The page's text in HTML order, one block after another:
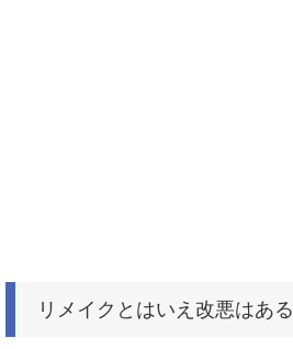
リメイクとはいえ改悪はある